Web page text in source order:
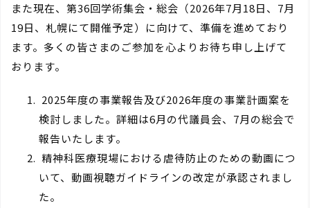
また現在、第36回学術集会・総会（2026年7月18日、7月
19日、札幌にて開催予定）に向けて、準備を進めており
ます。多くの皆さまのご参加を心よりお待ち申し上げて
おります。
2025年度の事業報告及び2026年度の事業計画案を
検討しました。詳細は6月の代議員会、7月の総会で
報告いたします。
精神科医療現場における虐待防止のための動画につ
いて、動画視聴ガイドラインの改定が承認されまし
た。